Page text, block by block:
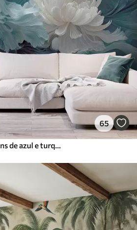
65
Flores abstratas em tons de azul e turquesa